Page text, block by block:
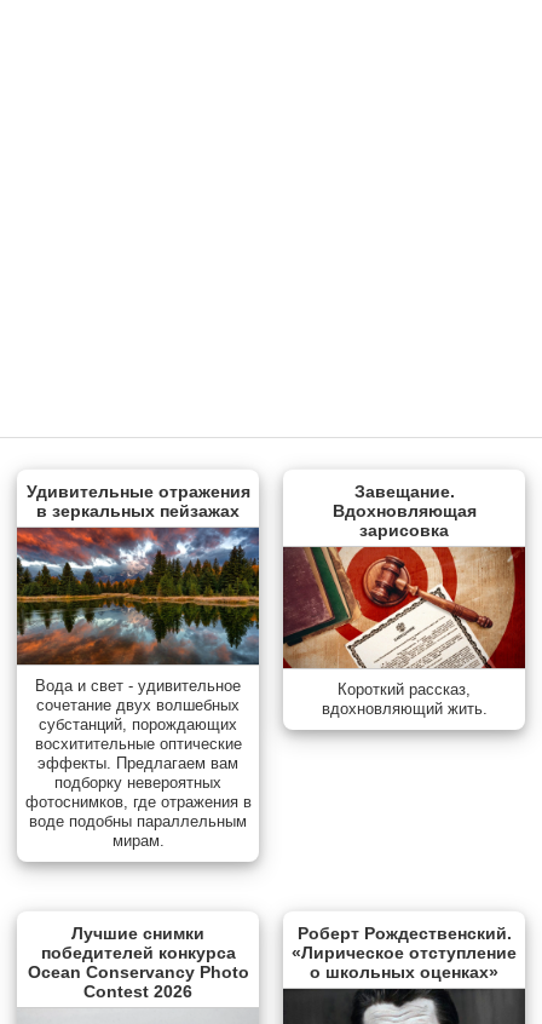
Удивительные отражения
в зеркальных пейзажах
Вода и свет - удивительное
сочетание двух волшебных
субстанций, порождающих
восхитительные оптические
эффекты. Предлагаем вам
подборку невероятных
фотоснимков, где отражения в
воде подобны параллельным
мирам.
Завещание.
Вдохновляющая
зарисовка
Короткий рассказ,
вдохновляющий жить.
Лучшие снимки
победителей конкурса
Ocean Conservancy Photo
Contest 2026
Роберт Рождественский.
«Лирическое отступление
о школьных оценках»